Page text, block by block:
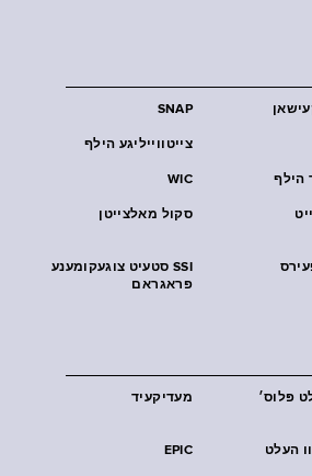
SNAP
צייטווייליגע הילף
WIC הילף
סקול מאלצייטן
SSI סטעיט צוגעקומענע
פראגראם
מעדיקעיד
פּלוס׳
EPIC